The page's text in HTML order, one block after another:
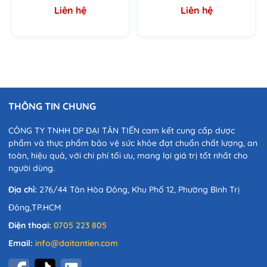
CÔNG TY TNHH DƯỢC PHẨM ĐẠI TÂN TIẾN
Liên hệ Liên hệ
THÔNG TIN CHUNG
CÔNG TY TNHH DP ĐẠI TÂN TIẾN cam kết cung cấp dược
phẩm và thực phẩm bảo vệ sức khỏe đạt chuẩn chất lượng, an
toàn, hiệu quả, với chi phí tối ưu, mang lại giá trị tốt nhất cho
người dùng.
Địa chỉ: 276/44 Tân Hòa Đông, Khu Phố 12, Phường Bình Trị
Đông,TP.HCM
Điện thoại: 0705 223 805
Email: info@daitantien.com